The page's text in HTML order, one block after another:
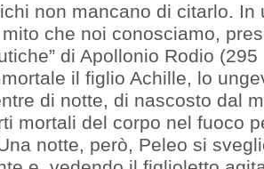
non mancano di citarlo. In
che noi conosciamo,
di Apollonio Rodio
il figlio Achille, lo
di notte, di nascosto dal
mortali del corpo nel fuoco
notte, però, Peleo si